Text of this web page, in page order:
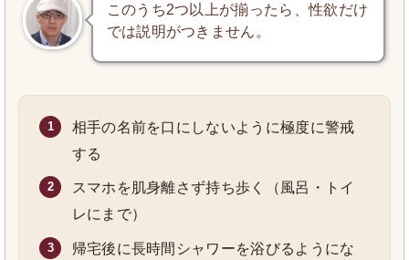
このうち2つ以上が揃ったら、性欲だけ
では説明がつきません。
相手の名前を口にしないように極度に警戒
する
スマホを肌身離さず持ち歩く（風呂・トイ
レにまで）
帰宅後に長時間シャワーを浴びるようにな